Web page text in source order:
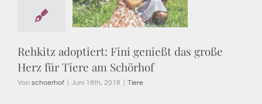
Rehkitz adoptiert: Fini genießt das große
Herz für Tiere am Schörhof
Von schoerhof Juni 18th, 2018 Tiere